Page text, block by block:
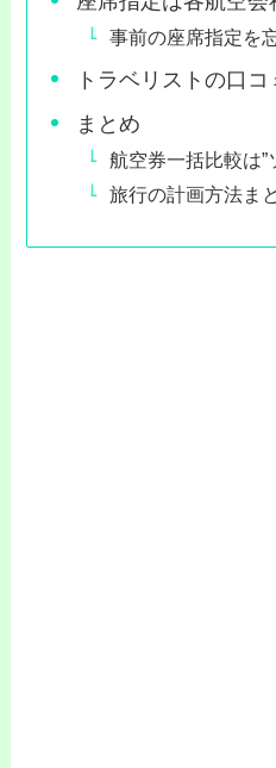
事前の座席指定を
トラベリストの口コ
まとめ
航空券一括比較は”
旅行の計画方法ま